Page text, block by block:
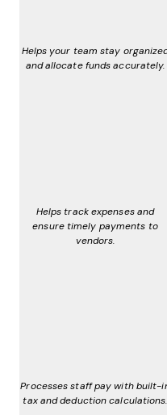
Helps your team stay
and allocate funds accurately.
Helps track expenses and
ensure timely payments to
vendors.
Processes staff pay with built-
tax and deduction calculations.